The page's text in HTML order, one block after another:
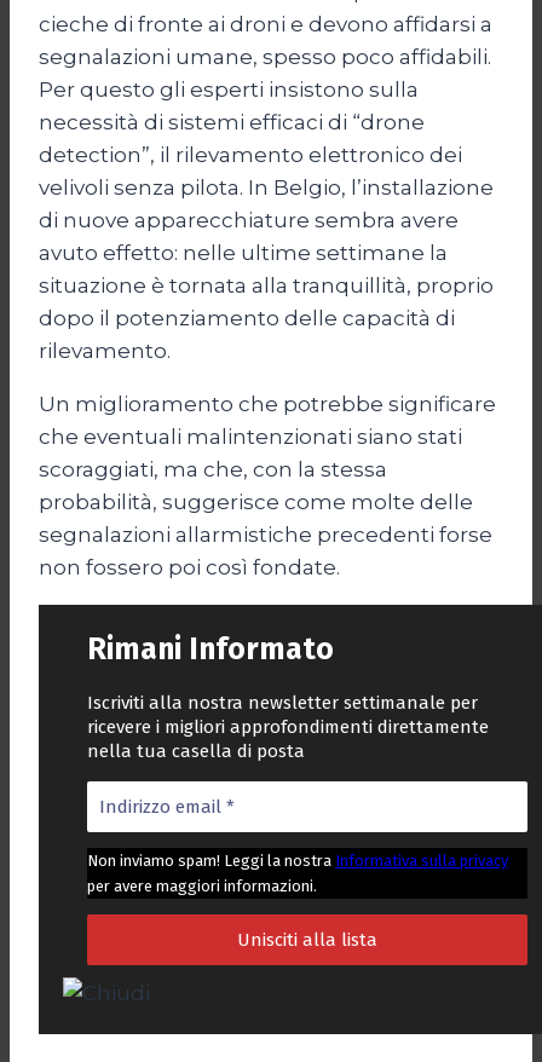
cieche di fronte ai droni e devono affidarsi a
segnalazioni umane, spesso poco affidabili.
Per questo gli esperti insistono sulla
necessità di sistemi efficaci di “drone
detection”, il rilevamento elettronico dei
velivoli senza pilota. In Belgio, l’installazione
di nuove apparecchiature sembra avere
avuto effetto: nelle ultime settimane la
situazione è tornata alla tranquillità, proprio
dopo il potenziamento delle capacità di
rilevamento.
Un miglioramento che potrebbe significare
che eventuali malintenzionati siano stati
scoraggiati, ma che, con la stessa
probabilità, suggerisce come molte delle
segnalazioni allarmistiche precedenti forse
non fossero poi così fondate.
Rimani Informato
Iscriviti alla nostra newsletter settimanale per
ricevere i migliori approfondimenti direttamente
nella tua casella di posta
Non inviamo spam! Leggi la nostra Informativa sulla privacy
per avere maggiori informazioni.